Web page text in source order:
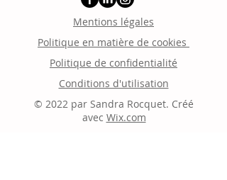
Mentions légales
Politique en matière de cookies
Politique de confidentialité
Conditions d'utilisation
© 2022 par Sandra Rocquet. Créé
avec Wix.com